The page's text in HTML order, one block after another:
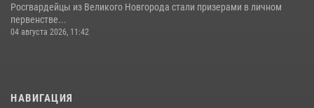
Росгвардейцы из Великого Новгорода стали призерами в личном
первенстве...
04 августа 2026, 11:42
НАВИГАЦИЯ